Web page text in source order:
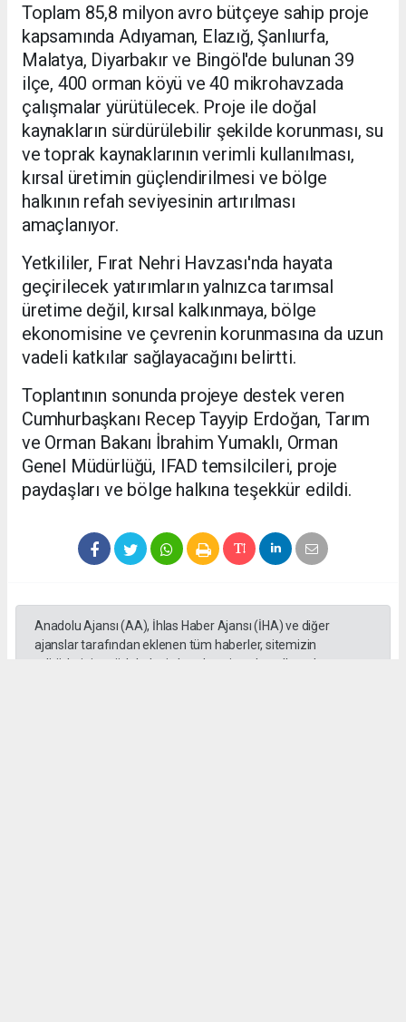
Toplam 85,8 milyon avro bütçeye sahip proje
kapsamında Adıyaman, Elazığ, Şanlıurfa,
Malatya, Diyarbakır ve Bingöl'de bulunan 39
ilçe, 400 orman köyü ve 40 mikrohavzada
çalışmalar yürütülecek. Proje ile doğal
kaynakların sürdürülebilir şekilde korunması, su
ve toprak kaynaklarının verimli kullanılması,
kırsal üretimin güçlendirilmesi ve bölge
halkının refah seviyesinin artırılması
amaçlanıyor.
Yetkililer, Fırat Nehri Havzası'nda hayata
geçirilecek yatırımların yalnızca tarımsal
üretime değil, kırsal kalkınmaya, bölge
ekonomisine ve çevrenin korunmasına da uzun
vadeli katkılar sağlayacağını belirtti.
Toplantının sonunda projeye destek veren
Cumhurbaşkanı Recep Tayyip Erdoğan, Tarım
ve Orman Bakanı İbrahim Yumaklı, Orman
Genel Müdürlüğü, IFAD temsilcileri, proje
paydaşları ve bölge halkına teşekkür edildi.
Anadolu Ajansı (AA), İhlas Haber Ajansı (İHA) ve diğer
ajanslar tarafından eklenen tüm haberler, sitemizin
editörlerinin müdahalesi olmadan ajans kanallarından